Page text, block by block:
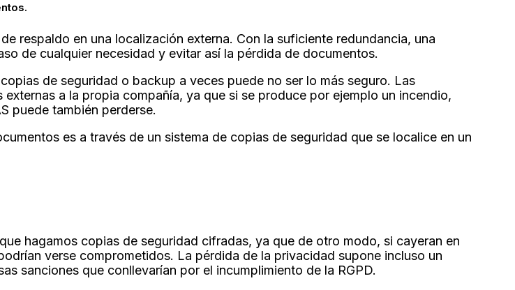
respaldo en una localización externa. Con la suficiente redundancia, una
de cualquier necesidad y evitar así la pérdida de documentos.
de seguridad o backup a veces puede no ser lo más seguro. Las
a la propia compañía, ya que si se produce por ejemplo un incendio,
puede también perderse.
es a través de un sistema de copias de seguridad que se localice en un
hagamos copias de seguridad cifradas, ya que de otro modo, si cayeran en
verse comprometidos. La pérdida de la privacidad supone incluso un
sanciones que conllevarían por el incumplimiento de la RGPD.